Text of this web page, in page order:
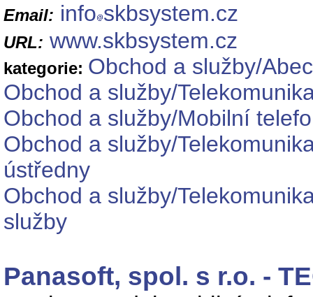
Email: info skbsystem.cz
URL: www.skbsystem.cz
kategorie: Obchod a služby/
Obchod a služby/
Obchod a služby/Mobilní
Obchod a služby/
ústředny
Obchod a služby/
služby
Panasoft, spol. s r.o. -